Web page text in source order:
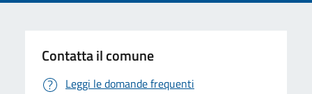
Contatta il comune
Leggi le domande frequenti